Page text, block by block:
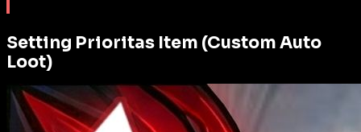
Setting Prioritas Item (Custom Auto
Loot)